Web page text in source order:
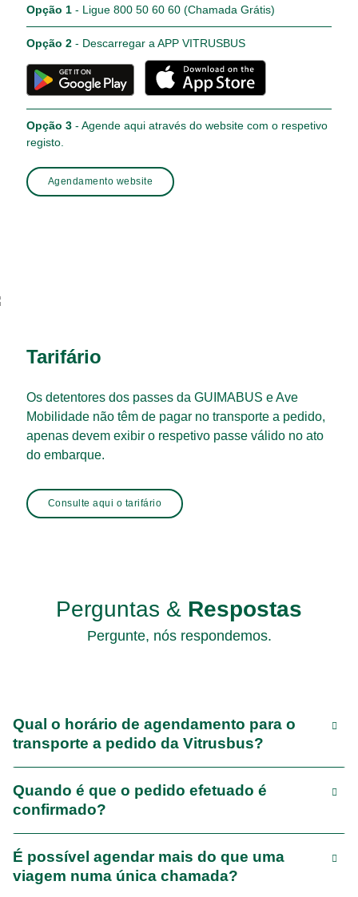
Opção 1 - Ligue 800 50 60 60 (Chamada Grátis)
Opção 2 - Descarregar a APP VITRUSBUS
Opção 3 - Agende aquiatravés do website com o respetivo
registo.
Agendamento website
Tarifário
Os detentores dos passes da GUIMABUS e Ave
Mobilidade não têm de pagar no transporte a pedido,
apenas devem exibir o respetivo passe válido no ato
do embarque.
Consulte aqui o tarifário
Perguntas & Respostas
Pergunte, nós respondemos.
Qual o horário de agendamento para o
transporte a pedido da Vitrusbus?
Quando é que o pedido efetuado é
confirmado?
É possível agendar mais do que uma
viagem numa única chamada?